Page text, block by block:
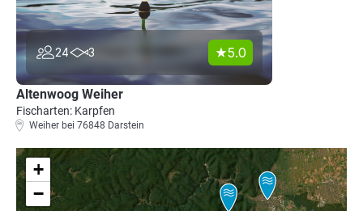
24 3 5.0
Altenwoog Weiher
Fischarten: Karpfen
Weiher bei 76848 Darstein
+
−